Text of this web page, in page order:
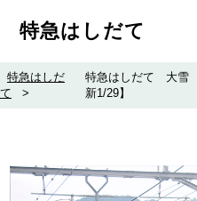
特急はしだて
特急はしだ
て
>
特急はしだて 大雪
新1/29】